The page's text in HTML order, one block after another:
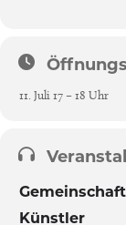
11. Juli 17 – 18 Uhr
Künstler